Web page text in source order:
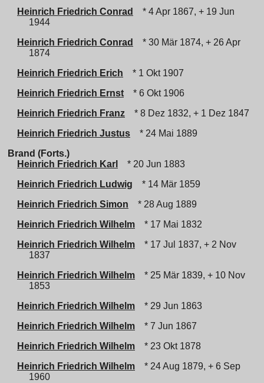
Heinrich Friedrich Conrad
* 4 Apr 1867, + 19 Jun
1944
Heinrich Friedrich Conrad
* 30 Mär 1874, + 26 Apr
1874
Heinrich Friedrich Erich
* 1 Okt 1907
Heinrich Friedrich Ernst
* 6 Okt 1906
Heinrich Friedrich Franz
* 8 Dez 1832, + 1 Dez 1847
Heinrich Friedrich Justus
* 24 Mai 1889
Brand (Forts.)
Heinrich Friedrich Karl
* 20 Jun 1883
Heinrich Friedrich Ludwig
* 14 Mär 1859
Heinrich Friedrich Simon
* 28 Aug 1889
Heinrich Friedrich Wilhelm
* 17 Mai 1832
Heinrich Friedrich Wilhelm
* 17 Jul 1837, + 2 Nov
1837
Heinrich Friedrich Wilhelm
* 25 Mär 1839, + 10 Nov
1853
Heinrich Friedrich Wilhelm
* 29 Jun 1863
Heinrich Friedrich Wilhelm
* 7 Jun 1867
Heinrich Friedrich Wilhelm
* 23 Okt 1878
Heinrich Friedrich Wilhelm
* 24 Aug 1879, + 6 Sep
1960